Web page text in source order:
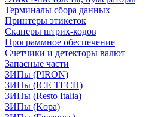
Терминалы сбора данных
Принтеры этикеток
Сканеры штрих-кодов
Программное обеспечение
Счетчики и детекторы валют
Запасные части
ЗИПы (PIRON)
ЗИПы (ICE TECH)
ЗИПы (Resto Italia)
ЗИПы (Kopa)